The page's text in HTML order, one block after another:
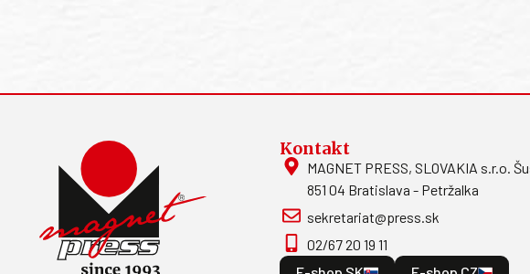
Kontakt
MAGNET PRESS, SLOVAKIA s.r.o.
851 04 Bratislava - Petržalka
sekretariat@press.sk
02/67 20 19 11